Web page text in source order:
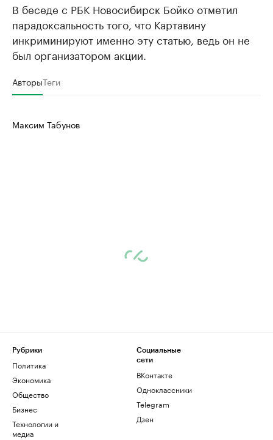
В беседе с РБК Новосибирск Бойко отметил
парадоксальность того, что Картавину
инкриминируют именно эту статью, ведь он не
был организатором акции.
АвторыТеги
Максим Табунов
Рубрики
Политика
Экономика
Общество
Бизнес
Технологии и
медиа
Социальные
сети
ВКонтакте
Одноклассники
Telegram
Дзен